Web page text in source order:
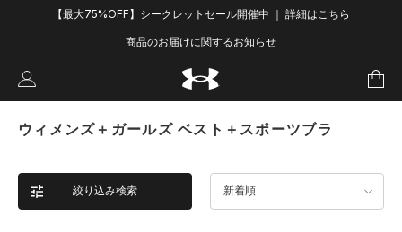
【最大75%OFF】シークレットセール開催中 ｜ 詳細はこちら
商品のお届けに関するお知らせ
ウィメンズ＋ガールズ ベスト＋スポーツブラ
絞り込み検索 新着順